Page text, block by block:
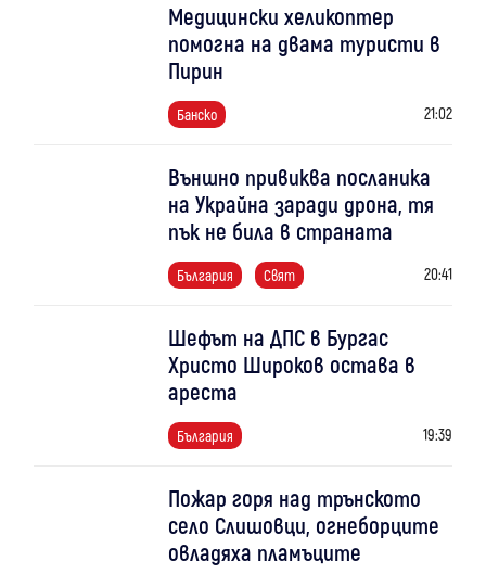
Медицински хеликоптер
помогна на двама туристи в
Пирин
Банско 21:02
Външно привиква посланика
на Украйна заради дрона, тя
пък не била в страната
България Свят 20:41
Шефът на ДПС в Бургас
Христо Широков остава в
ареста
България 19:39
Пожар горя над трънското
село Слишовци, огнеборците
овладяха пламъците